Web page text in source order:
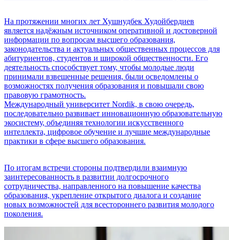
На протяжении многих лет Хушнудбек Худойбердиев
является надёжным источником оперативной и достоверной
информации по вопросам высшего образования,
законодательства и актуальных общественных процессов для
абитуриентов, студентов и широкой общественности. Его
деятельность способствует тому, чтобы молодые люди
принимали взвешенные решения, были осведомлены о
возможностях получения образования и повышали свою
правовую грамотность.
Международный университет Nordik, в свою очередь,
последовательно развивает инновационную образовательную
экосистему, объединяя технологии искусственного
интеллекта, цифровое обучение и лучшие международные
практики в сфере высшего образования.
По итогам встречи стороны подтвердили взаимную
заинтересованность в развитии долгосрочного
сотрудничества, направленного на повышение качества
образования, укрепление открытого диалога и создание
новых возможностей для всестороннего развития молодого
поколения.